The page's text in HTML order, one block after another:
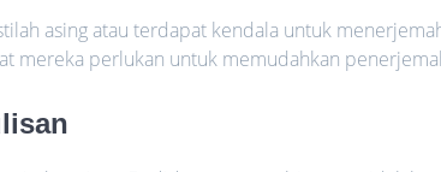
asing atau terdapat kendala untuk
mereka perlukan untuk memudahkan